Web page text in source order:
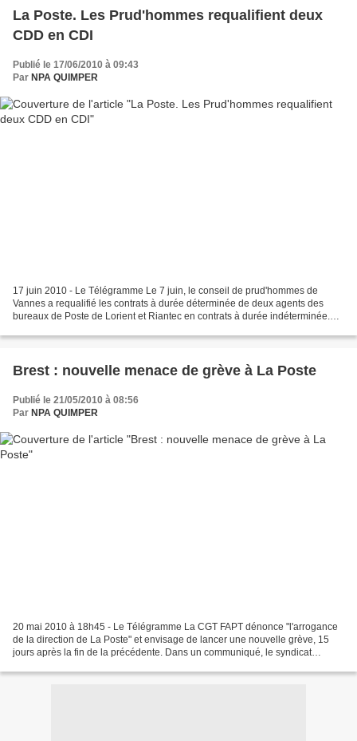
La Poste. Les Prud'hommes requalifient deux
CDD en CDI
Publié le 17/06/2010 à 09:43
Par NPA QUIMPER
17 juin 2010 - Le Télégramme Le 7 juin, le conseil de prud'hommes de
Vannes a requalifié les contrats à durée déterminée de deux agents des
bureaux de Poste de Lorient et Riantec en contrats à durée indéterminée.
Brest : nouvelle menace de grève à La Poste
Publié le 21/05/2010 à 08:56
Par NPA QUIMPER
20 mai 2010 à 18h45 - Le Télégramme La CGT FAPT dénonce "l'arrogance
de la direction de La Poste" et envisage de lancer une nouvelle grève, 15
jours après la fin de la précédente. Dans un communiqué, le syndicat